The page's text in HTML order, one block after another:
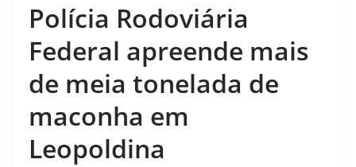
Polícia Rodoviária
Federal apreende mais
de meia tonelada de
maconha em
Leopoldina